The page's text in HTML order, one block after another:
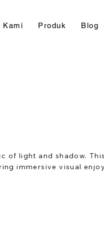
Kami Produk Blog
of light and shadow.
immersive visual